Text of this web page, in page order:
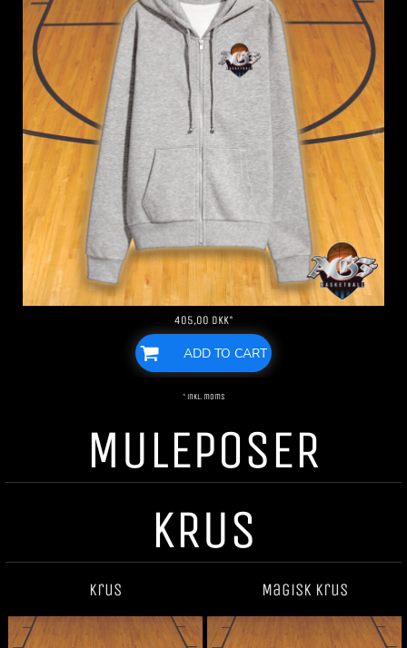
405,00 DKK*
ADD TO CART
* inkl. moms
MULEPOSER
KRUS
Krus Magisk krus